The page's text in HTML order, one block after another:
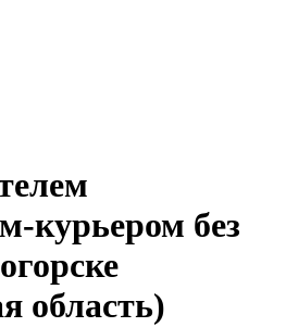
курьером без
область)